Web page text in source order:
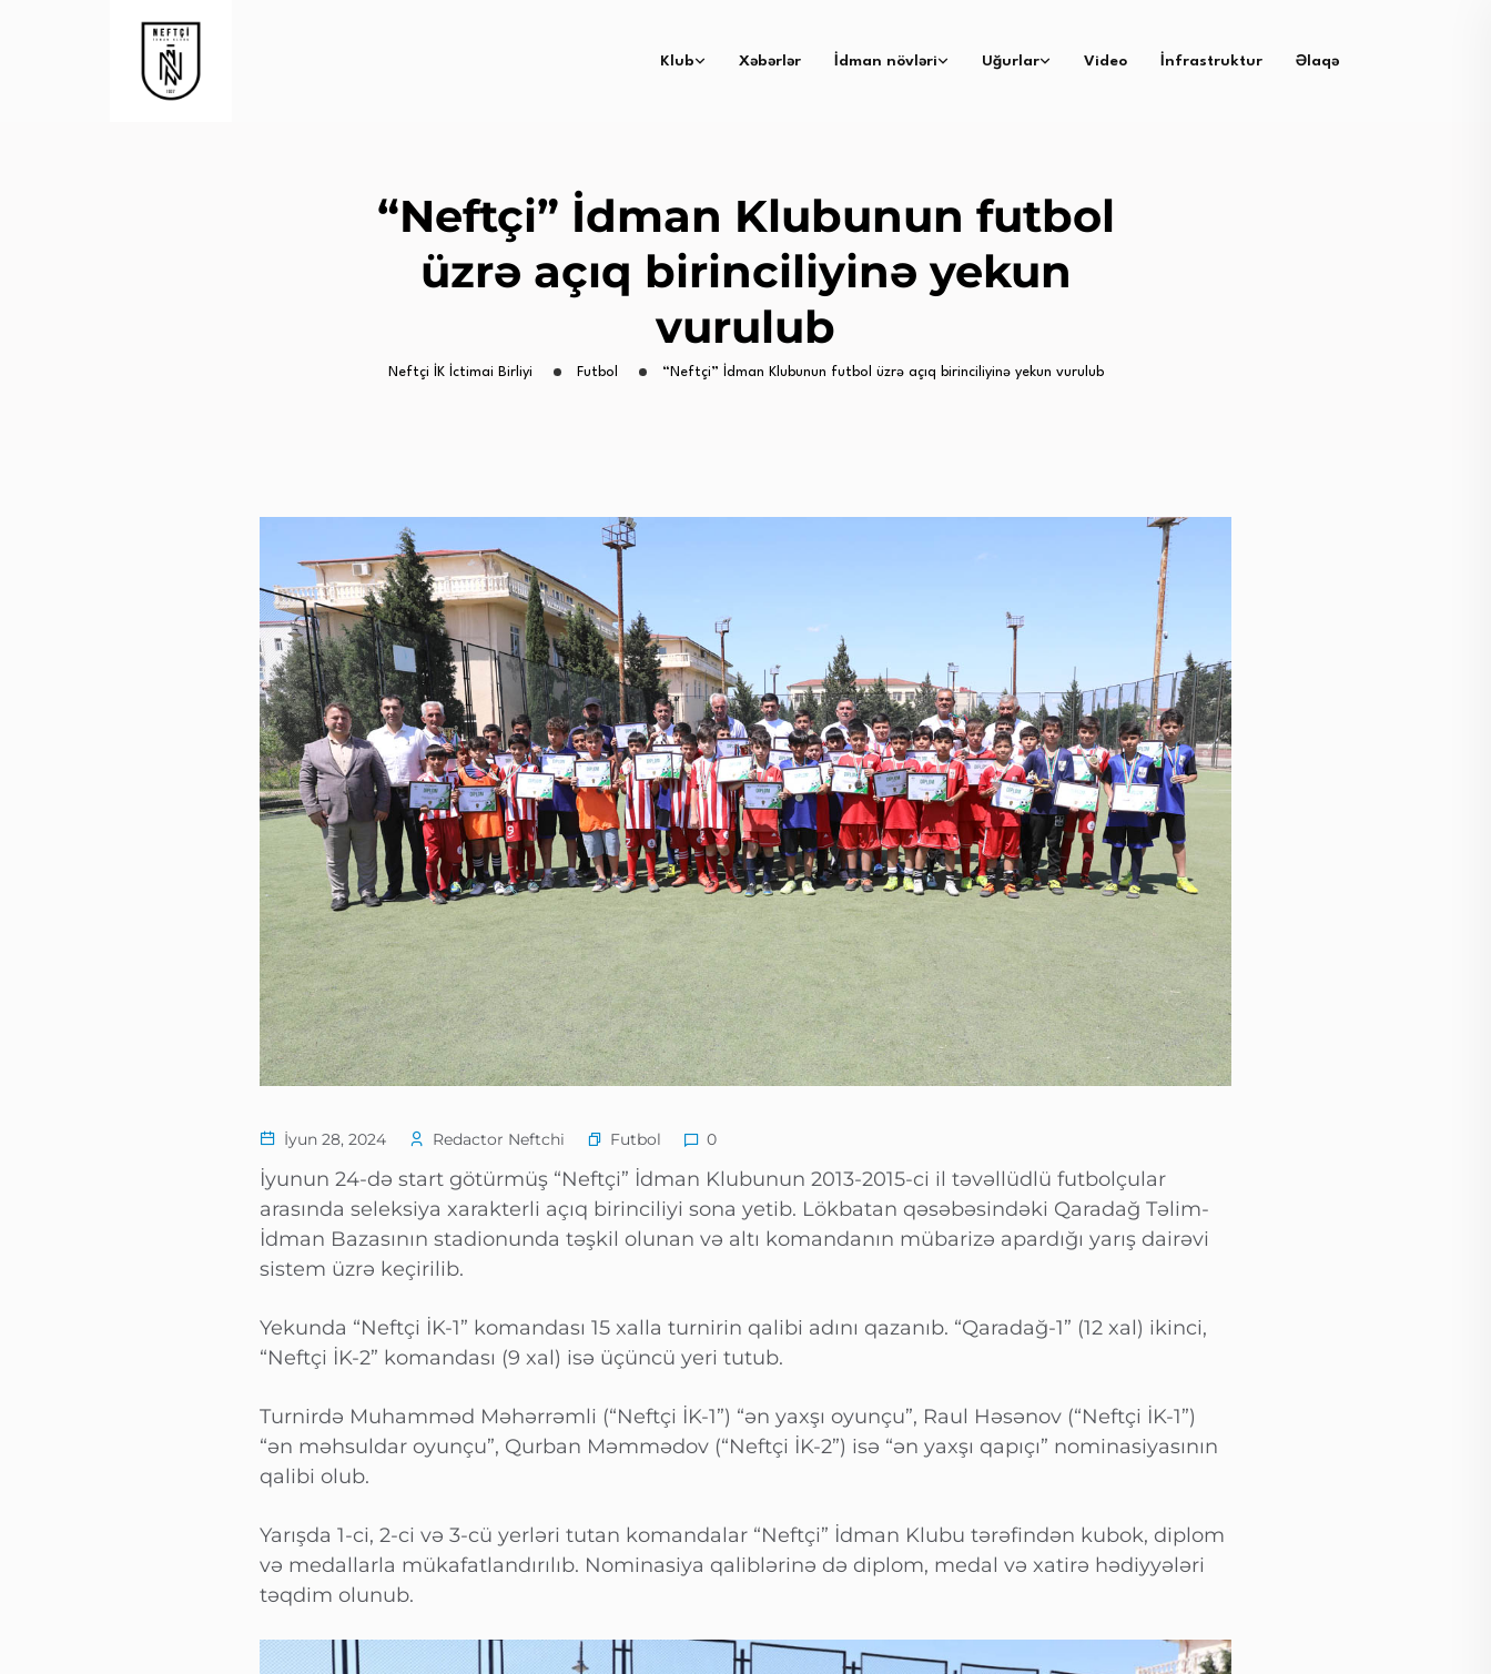
Klub Xəbərlər İdman növləri Uğurlar Video İnfrastruktur Əlaqə
“Neftçi” İdman Klubunun futbol
üzrə açıq birinciliyinə yekun
vurulub
Neftçi İK İctimai Birliyi Futbol “Neftçi” İdman Klubunun futbol üzrə açıq birinciliyinə yekun vurulub
İyun 28, 2024 Redactor Neftchi Futbol 0
İyunun 24-də start götürmüş “Neftçi” İdman Klubunun 2013-2015-ci il təvəllüdlü futbolçular
arasında seleksiya xarakterli açıq birinciliyi sona yetib. Lökbatan qəsəbəsindəki Qaradağ Təlim-
İdman Bazasının stadionunda təşkil olunan və altı komandanın mübarizə apardığı yarış dairəvi
sistem üzrə keçirilib.
Yekunda “Neftçi İK-1” komandası 15 xalla turnirin qalibi adını qazanıb. “Qaradağ-1” (12 xal) ikinci,
“Neftçi İK-2” komandası (9 xal) isə üçüncü yeri tutub.
Turnirdə Muhamməd Məhərrəmli (“Neftçi İK-1”) “ən yaxşı oyunçu”, Raul Həsənov (“Neftçi İK-1”)
“ən məhsuldar oyunçu”, Qurban Məmmədov (“Neftçi İK-2”) isə “ən yaxşı qapıçı” nominasiyasının
qalibi olub.
Yarışda 1-ci, 2-ci və 3-cü yerləri tutan komandalar “Neftçi” İdman Klubu tərəfindən kubok, diplom
və medallarla mükafatlandırılıb. Nominasiya qaliblərinə də diplom, medal və xatirə hədiyyələri
təqdim olunub.